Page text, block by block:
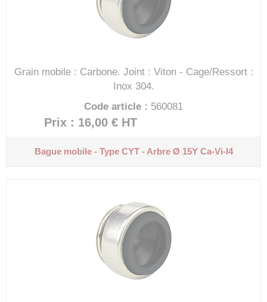
Grain mobile : Carbone. Joint : Viton - Cage/Ressort :
Inox 304.
Code article : 560081
Prix : 16,00 € HT
Bague mobile - Type CYT - Arbre Ø 15YCa-Vi-I4